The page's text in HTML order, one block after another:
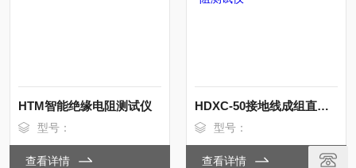
HTM智能绝缘电阻测试仪
型号：
查看详情
HDXC-50接地线成组直流电阻测试仪
型号：
查看详情